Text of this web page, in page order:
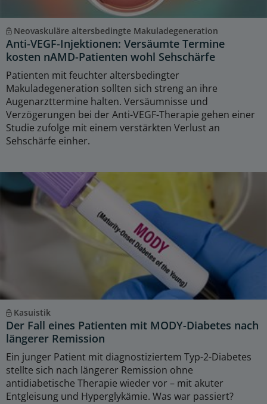
Neovaskuläre altersbedingte Makuladegeneration
Anti-VEGF-Injektionen: Versäumte Termine
kosten nAMD-Patienten wohl Sehschärfe
Patienten mit feuchter altersbedingter
Makuladegeneration sollten sich streng an ihre
Augenarzttermine halten. Versäumnisse und
Verzögerungen bei der Anti-VEGF-Therapie gehen einer
Studie zufolge mit einem verstärkten Verlust an
Sehschärfe einher.
Kasuistik
Der Fall eines Patienten mit MODY-Diabetes nach
längerer Remission
Ein junger Patient mit diagnostiziertem Typ-2-Diabetes
stellte sich nach längerer Remission ohne
antidiabetische Therapie wieder vor – mit akuter
Entgleisung und Hyperglykämie. Was war passiert?